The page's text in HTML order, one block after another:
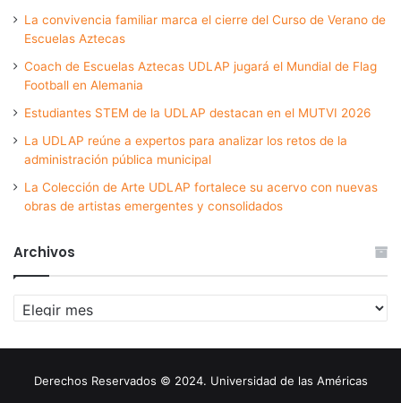
La convivencia familiar marca el cierre del Curso de Verano de
Escuelas Aztecas
Coach de Escuelas Aztecas UDLAP jugará el Mundial de Flag
Football en Alemania
Estudiantes STEM de la UDLAP destacan en el MUTVI 2026
La UDLAP reúne a expertos para analizar los retos de la
administración pública municipal
La Colección de Arte UDLAP fortalece su acervo con nuevas
obras de artistas emergentes y consolidados
Archivos
Archivos
Derechos Reservados © 2024. Universidad de las Américas